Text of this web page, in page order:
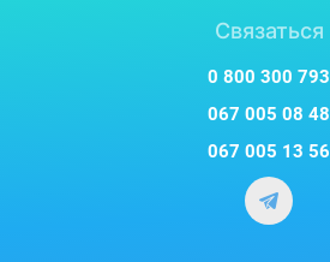
Связаться
0 800 300 793
067 005 08 48
067 005 13 56